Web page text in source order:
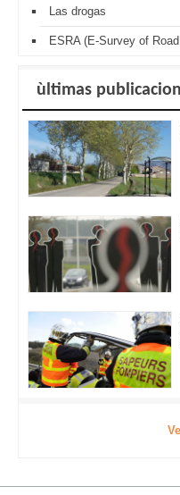
Las drogas
ESRA (E-Survey of
ùltimas